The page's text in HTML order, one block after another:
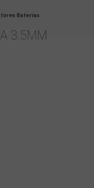
Baterias
3.5MM